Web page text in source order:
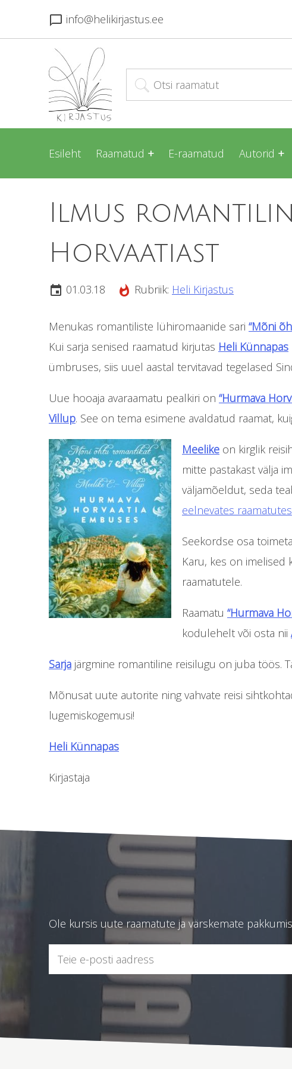
chat_bubble_outline info@helikirjastus.ee
Esileht Raamatud E-raamatud Autorid
Ilmus
Horvaatiast
insert_invitation 01.03.18 whatshot Rubriik: Heli Kirjastus
Menukas romantiliste lühiromaanide sari “Mõni
Kui sarja senised raamatud kirjutas Heli Künnapas
ümbruses, siis uuel aastal tervitavad tegelased
Uue hooaja avaraamatu pealkiri on “Hurmava
Villup. See on tema esimene avaldatud raamat,
Meelike on kirglik
mitte pastakast välja
väljamõeldut, seda
eelnevates raamatutes
Seekordse osa
Karu, kes on imelised
raamatutele.
Raamatu “Hurmava
kodulehelt või osta nii
Sarja järgmine romantiline reisilugu on juba töös.
Mõnusat uute autorite ning vahvate reisi
lugemiskogemusi!
Heli Künnapas
Kirjastaja
Ole kursis uute raamatute ja värskemate